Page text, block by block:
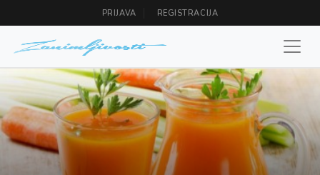
PRIJAVA REGISTRACIJA